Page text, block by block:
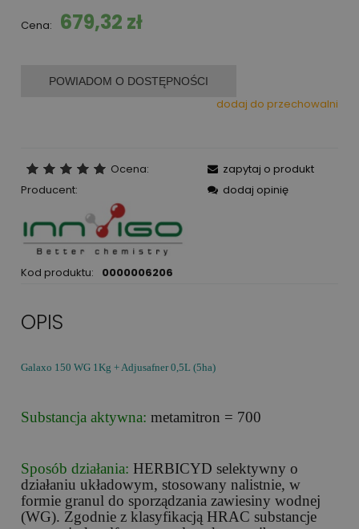
Cena: 679,32 zł
POWIADOM O DOSTĘPNOŚCI
dodaj do przechowalni
Ocena:
Producent:
Kod produktu: 0000006206
zapytaj o produkt
dodaj opinię
OPIS
Galaxo 150 WG 1Kg + Adjusafner 0,5L (5ha)
Substancja aktywna: metamitron = 700
Sposób działania: HERBICYD selektywny o
działaniu układowym, stosowany nalistnie, w
formie granul do sporządzania zawiesiny wodnej
(WG). Zgodnie z klasyfikacją HRAC substancje